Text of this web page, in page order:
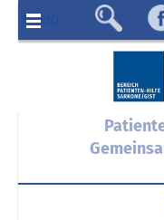
Menü